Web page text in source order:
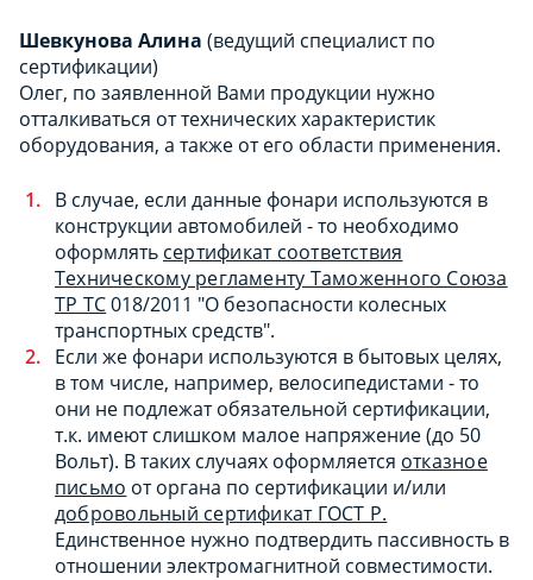
Шевкунова Алина (ведущий специалист по
сертификации)
Олег, по заявленной Вами продукции нужно
отталкиваться от технических характеристик
оборудования, а также от его области применения.
В случае, если данные фонари используются в
конструкции автомобилей - то необходимо
оформлять сертификат соответствия
Техническому регламенту Таможенного Союза
ТР ТС018/2011 "О безопасности колесных
транспортных средств".
Если же фонари используются в бытовых целях,
в том числе, например, велосипедистами - то
они не подлежат обязательной сертификации,
т.к. имеют слишком малое напряжение (до 50
Вольт). В таких случаях оформляется отказное
письмо от органа по сертификации и/или
добровольный сертификат ГОСТ Р.
Единственное нужно подтвердить пассивность в
отношении электромагнитной совместимости.